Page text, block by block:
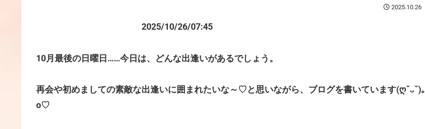
2025.10.26
2025/10/26/07:45
10月最後の日曜日……今日は、どんな出逢いがあるでしょう。
再会や初めましての素敵な出逢いに囲まれたいな～♡と思いながら、ブログを書いています(ღˇᴗˇ)｡
o♡